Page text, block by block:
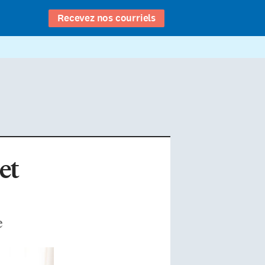
Recevez nos courriels